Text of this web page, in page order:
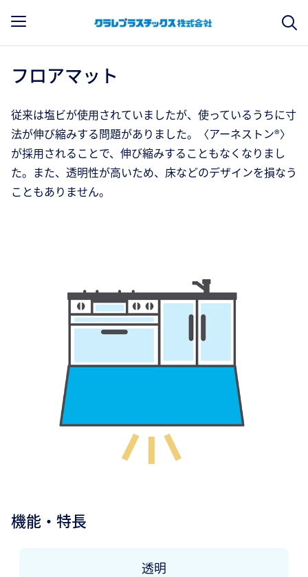
フロアマット
従来は塩ビが使用されていましたが、使っているうちに寸
法が伸び縮みする問題がありました。〈アーネストン®〉
が採用されることで、伸び縮みすることもなくなりまし
た。また、透明性が高いため、床などのデザインを損なう
こともありません。
機能・特長
透明